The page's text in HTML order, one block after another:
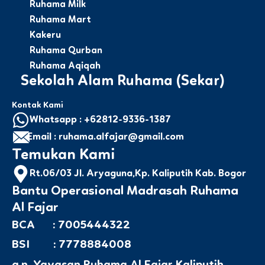
Ruhama Milk
Ruhama Mart
Kakeru
Ruhama Qurban
Ruhama Aqiqah
Sekolah Alam Ruhama (Sekar)
Kontak Kami
Whatsapp : +62812-9336-1387
Email : ruhama.alfajar@gmail.com
Temukan Kami
Rt.06/03 Jl. Aryaguna,Kp. Kaliputih Kab. Bogor
Bantu Operasional Madrasah Ruhama
Al Fajar
BCA : 7005444322
BSI : 7778884008